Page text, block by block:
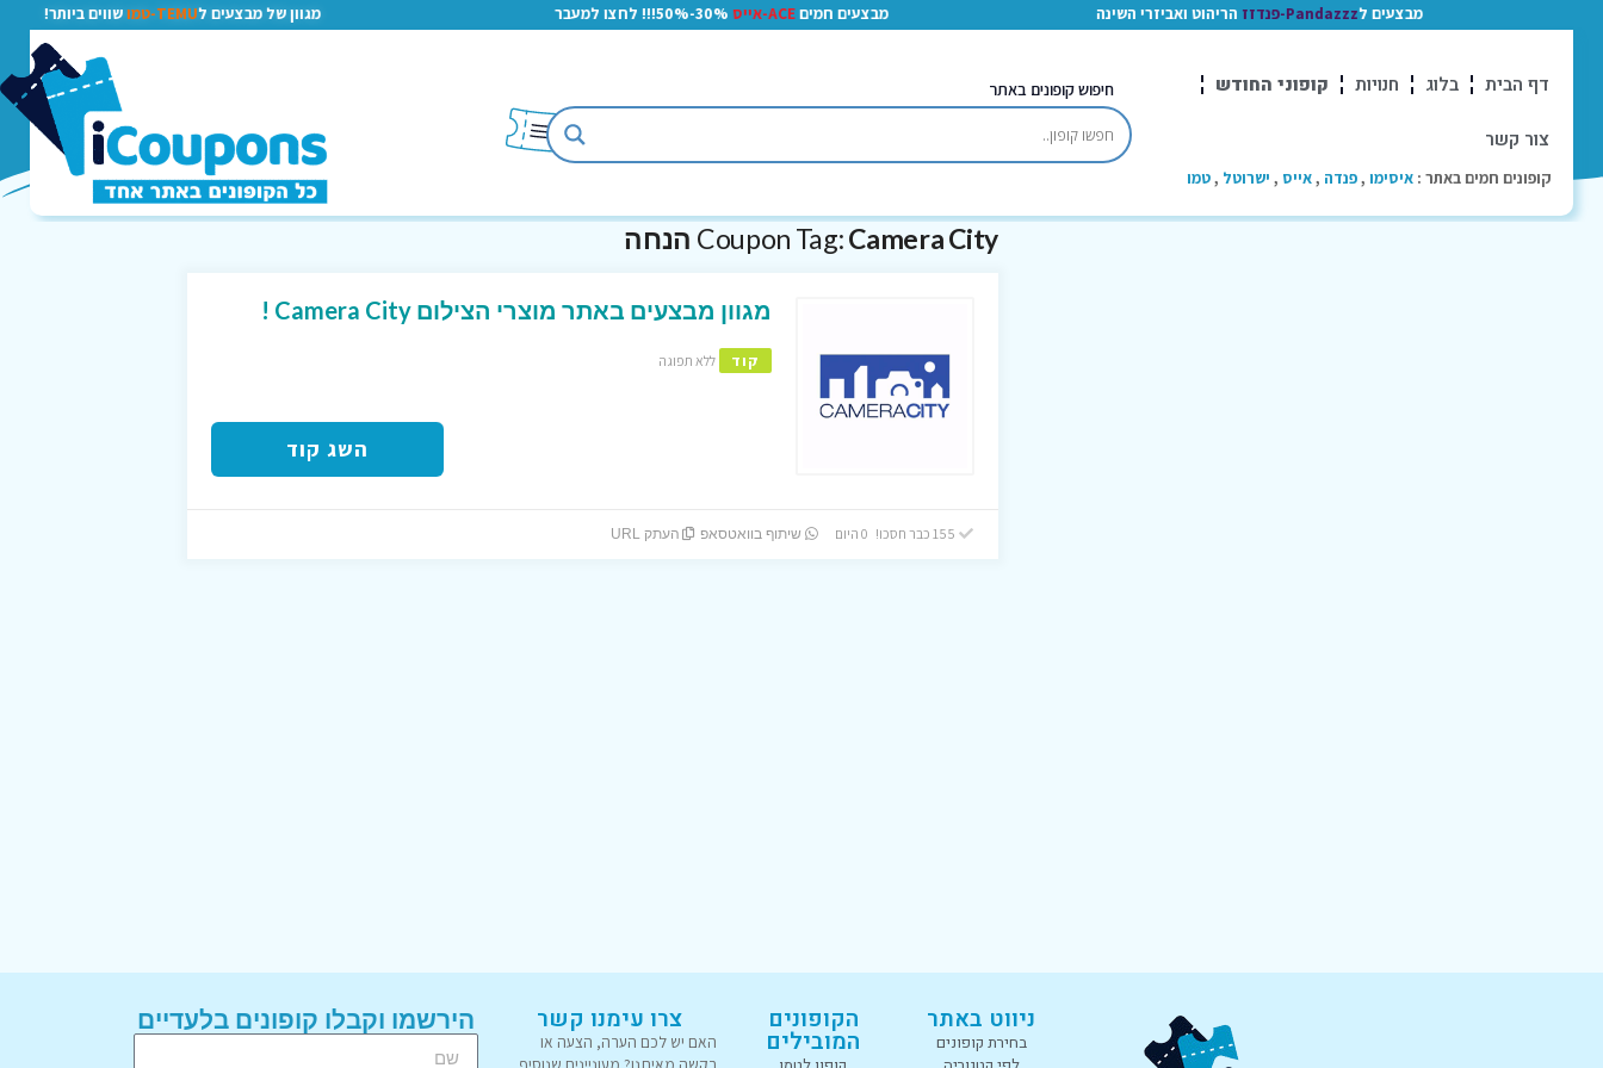
מבצעים לPandazzz-פנדזז הריהוט ואביזרי השינה מבצעים חמיםACE-אייס 30%-50%!!! לחצו למעבר מגוון של מבצעים לTEMU-טמו שווים ביותר!
דף הבית בלוג חנויות קופוני החודש
צור קשר
קופונים חמים באתר : איסימו ,פנדה ,אייס , ישרוטל ,טמו
חיפוש קופונים באתר
Coupon Tag:Camera City הנחה
מגוון מבצעים באתר מוצרי הצילום Camera City !
קוד ללא תפוגה
השג קוד
שיתוף בוואטסאפ העתק URL
ניווט באתר
בחירת קופונים
הקופונים
המובילים
צרו עימנו קשר
האם יש לכם הערה, הצעה או
הירשמו וקבלו קופונים בלעדיים